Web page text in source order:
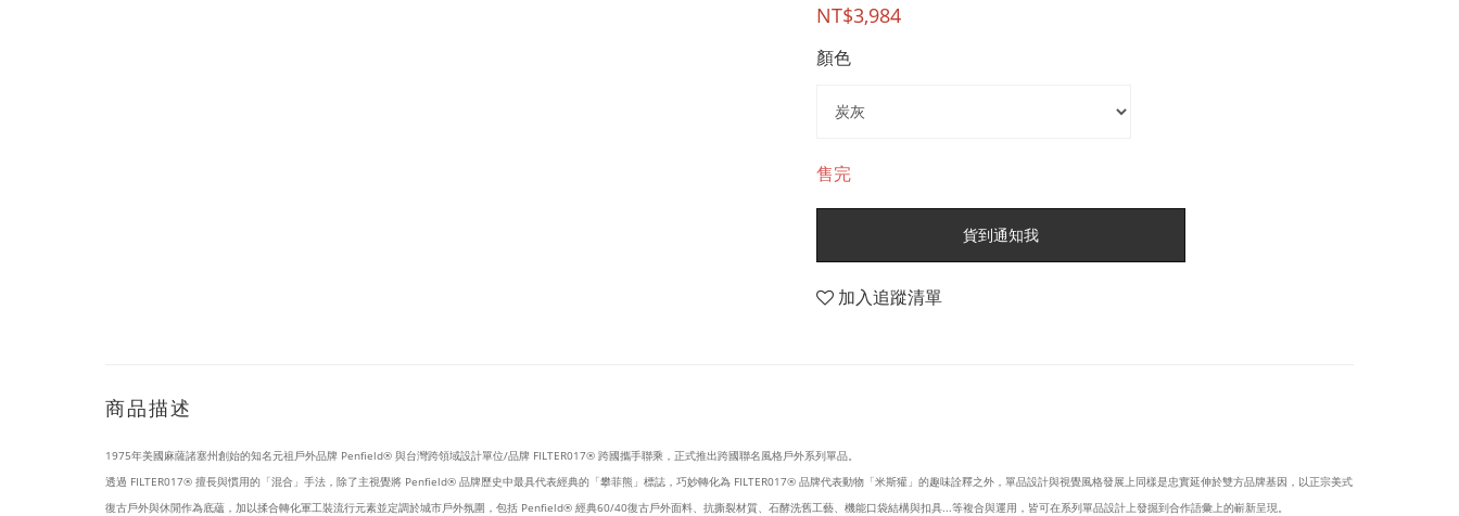
NT$3,984
顏色
售完
貨到通知我
加入追蹤清單
商品描述
1975年美國麻薩諸塞州創始的知名元祖戶外品牌 Penfield® 與台灣跨領域設計單位/品牌 FILTER017® 跨國攜手聯乘，正式推出跨國聯名風格戶外系列單品。
透過 FILTER017® 擅長與慣用的「混合」手法，除了主視覺將 Penfield® 品牌歷史中最具代表經典的「攀菲熊」標誌，巧妙轉化為 FILTER017® 品牌代表動物「米斯獾」的趣味詮釋之外，單品設計與視覺風格發展上同樣是忠實延伸於雙方品牌基因，以正宗美式
復古戶外與休閒作為底蘊，加以揉合轉化軍工裝流行元素並定調於城市戶外氛圍，包括 Penfield® 經典60/40復古戶外面料、抗撕裂材質、石酵洗舊工藝、機能口袋結構與扣具...等複合與運用，皆可在系列單品設計上發掘到合作語彙上的嶄新呈現。